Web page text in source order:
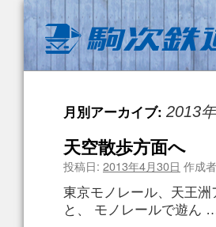
月別アーカイブ: 2013
天空散歩方面へ
投稿日: 2013年4月30日 作成
東京モノレール、天王
と、 モノレールで遊ん